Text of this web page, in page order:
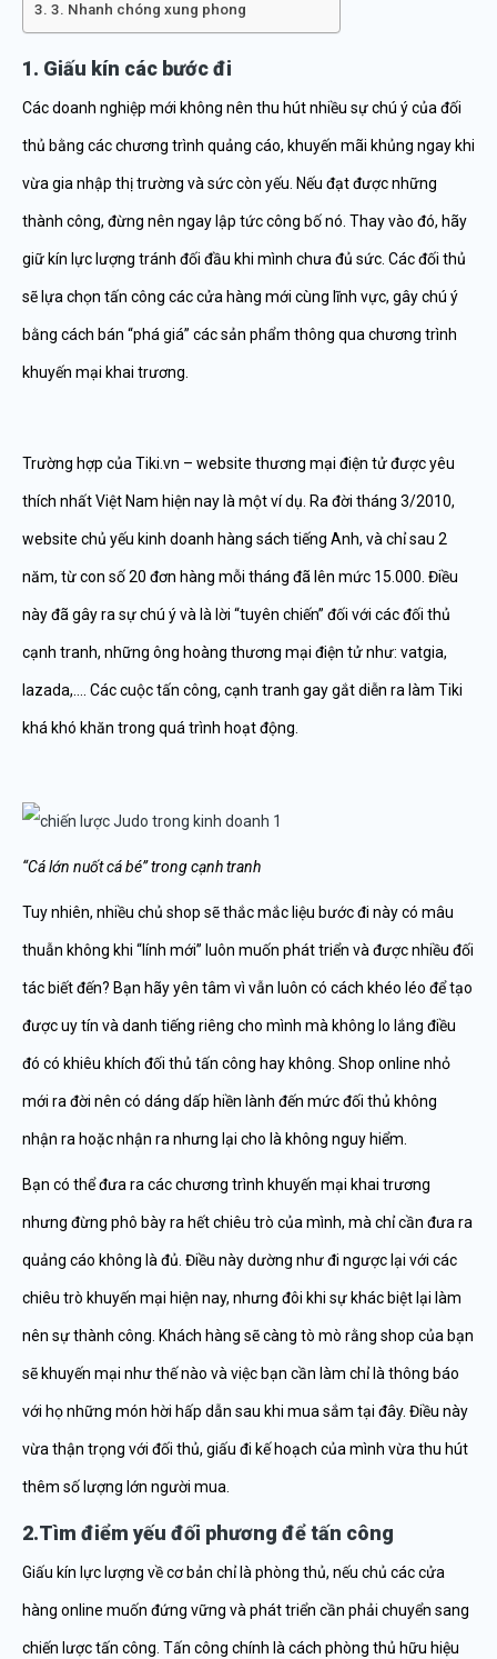
3. Nhanh chóng xung phong
1. Giấu kín các bước đi
Các doanh nghiệp mới không nên thu hút nhiều sự chú ý của đối
thủ bằng các chương trình quảng cáo, khuyến mãi khủng ngay khi
vừa gia nhập thị trường và sức còn yếu. Nếu đạt được những
thành công, đừng nên ngay lập tức công bố nó. Thay vào đó, hãy
giữ kín lực lượng tránh đối đầu khi mình chưa đủ sức. Các đối thủ
sẽ lựa chọn tấn công các cửa hàng mới cùng lĩnh vực, gây chú ý
bằng cách bán “phá giá” các sản phẩm thông qua chương trình
khuyến mại khai trương.
Trường hợp của Tiki.vn – website thương mại điện tử được yêu
thích nhất Việt Nam hiện nay là một ví dụ. Ra đời tháng 3/2010,
website chủ yếu kinh doanh hàng sách tiếng Anh, và chỉ sau 2
năm, từ con số 20 đơn hàng mỗi tháng đã lên mức 15.000. Điều
này đã gây ra sự chú ý và là lời “tuyên chiến” đối với các đối thủ
cạnh tranh, những ông hoàng thương mại điện tử như: vatgia,
lazada,…. Các cuộc tấn công, cạnh tranh gay gắt diễn ra làm Tiki
khá khó khăn trong quá trình hoạt động.
“Cá lớn nuốt cá bé” trong cạnh tranh
Tuy nhiên, nhiều chủ shop sẽ thắc mắc liệu bước đi này có mâu
thuẫn không khi “lính mới” luôn muốn phát triển và được nhiều đối
tác biết đến? Bạn hãy yên tâm vì vẫn luôn có cách khéo léo để tạo
được uy tín và danh tiếng riêng cho mình mà không lo lắng điều
đó có khiêu khích đối thủ tấn công hay không. Shop online nhỏ
mới ra đời nên có dáng dấp hiền lành đến mức đối thủ không
nhận ra hoặc nhận ra nhưng lại cho là không nguy hiểm.
Bạn có thể đưa ra các chương trình khuyến mại khai trương
nhưng đừng phô bày ra hết chiêu trò của mình, mà chỉ cần đưa ra
quảng cáo không là đủ. Điều này dường như đi ngược lại với các
chiêu trò khuyến mại hiện nay, nhưng đôi khi sự khác biệt lại làm
nên sự thành công. Khách hàng sẽ càng tò mò rằng shop của bạn
sẽ khuyến mại như thế nào và việc bạn cần làm chỉ là thông báo
với họ những món hời hấp dẫn sau khi mua sắm tại đây. Điều này
vừa thận trọng với đối thủ, giấu đi kế hoạch của mình vừa thu hút
thêm số lượng lớn người mua.
2.Tìm điểm yếu đối phương để tấn công
Giấu kín lực lượng về cơ bản chỉ là phòng thủ, nếu chủ các cửa
hàng online muốn đứng vững và phát triển cần phải chuyển sang
chiến lược tấn công. Tấn công chính là cách phòng thủ hữu hiệu